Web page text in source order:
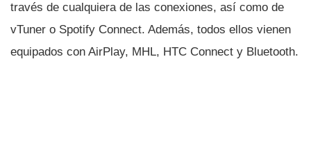
través de cualquiera de las conexiones, así­ como de
vTuner o Spotify Connect. Además, todos ellos vienen
equipados con AirPlay, MHL, HTC Connect y Bluetooth.